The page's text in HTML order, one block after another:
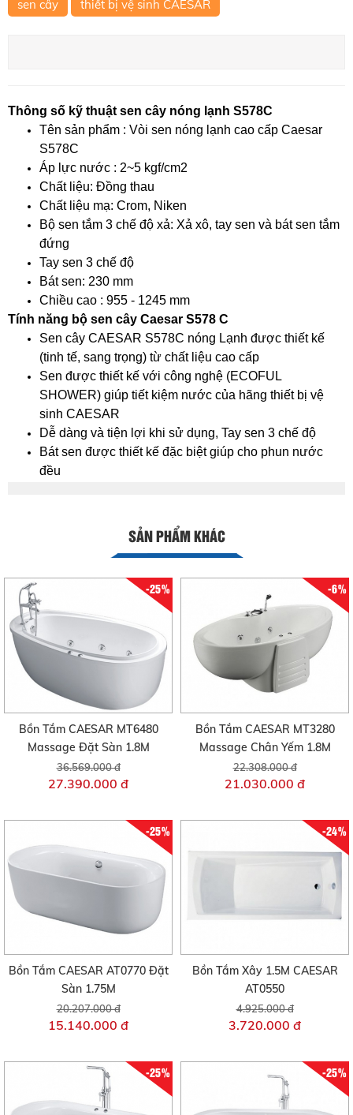
sen cây
thiết bị vệ sinh CAESAR
Thông số kỹ thuật sen cây nóng lạnh S578C
Tên sản phẩm : Vòi sen nóng lạnh cao cấp Caesar
S578C
Áp lực nước : 2~5 kgf/cm2
Chất liệu: Đồng thau
Chất liệu mạ: Crom, Niken
Bộ sen tắm 3 chế độ xả: Xả xô, tay sen và bát sen tắm
đứng
Tay sen 3 chế độ
Bát sen: 230 mm
Chiều cao : 955 - 1245 mm
Tính năng bộ sen cây Caesar S578 C
Sen cây CAESAR S578C nóng Lạnh được thiết kế
(tinh tế, sang trọng) từ chất liệu cao cấp
Sen được thiết kế với công nghệ (ECOFUL
SHOWER) giúp tiết kiệm nước của hãng thiết bị vệ
sinh CAESAR
Dễ dàng và tiện lợi khi sử dụng, Tay sen 3 chế độ
Bát sen được thiết kế đặc biệt giúp cho phun nước
đều
SẢN PHẨM KHÁC
-25%
Bồn Tắm CAESAR MT6480
Massage Đặt Sàn 1.8M
36.569.000 đ
27.390.000 đ
-6%
Bồn Tắm CAESAR MT3280
Massage Chân Yếm 1.8M
22.308.000 đ
21.030.000 đ
-25%
Bồn Tắm CAESAR AT0770 Đặt
Sàn 1.75M
20.207.000 đ
15.140.000 đ
-24%
Bồn Tắm Xây 1.5M CAESAR
AT0550
4.925.000 đ
3.720.000 đ
-25% -25%